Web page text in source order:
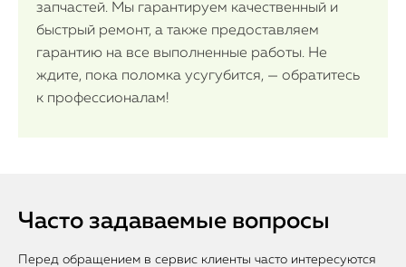
запчастей. Мы гарантируем качественный и
быстрый ремонт, а также предоставляем
гарантию на все выполненные работы. Не
ждите, пока поломка усугубится, — обратитесь
к профессионалам!
Часто задаваемые вопросы
Перед обращением в сервис клиенты часто интересуются